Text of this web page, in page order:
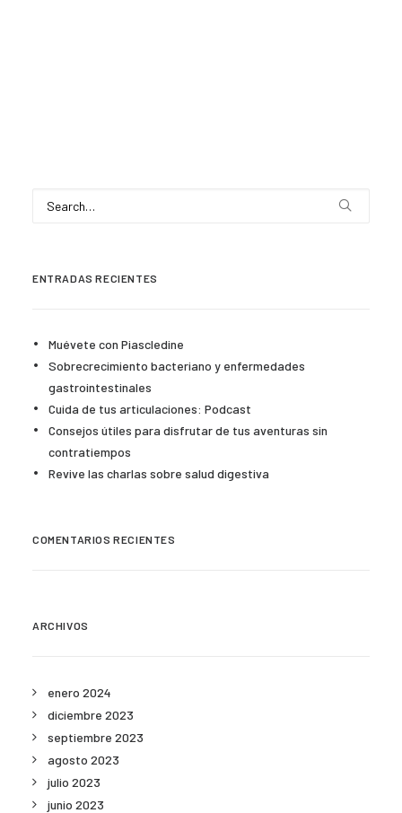
ENTRADAS RECIENTES
Muévete con Piascledine
Sobrecrecimiento bacteriano y enfermedades
gastrointestinales
Cuida de tus articulaciones: Podcast
Consejos útiles para disfrutar de tus aventuras sin
contratiempos
Revive las charlas sobre salud digestiva
COMENTARIOS RECIENTES
ARCHIVOS
enero 2024
diciembre 2023
septiembre 2023
agosto 2023
julio 2023
junio 2023